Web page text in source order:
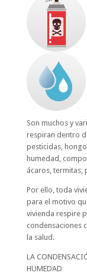
Son muchos y
respiran dentro
pesticidas,
humedad,
ácaros, termitas,
Por ello, toda
para el motivo
vivienda respire
condensaciones
la salud.
LA
HUMEDAD